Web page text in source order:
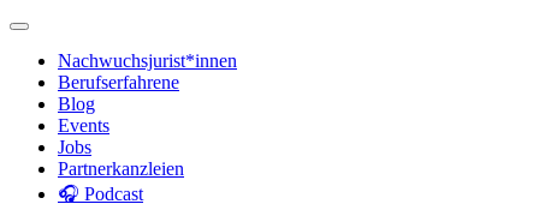
Nachwuchsjurist*innen
Berufserfahrene
Blog
Events
Jobs
Partnerkanzleien
🎧 Podcast